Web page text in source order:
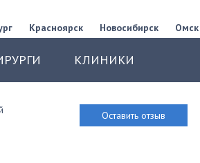
Красноярск Новосибирск Омск
КЛИНИКИ
Оставить отзыв